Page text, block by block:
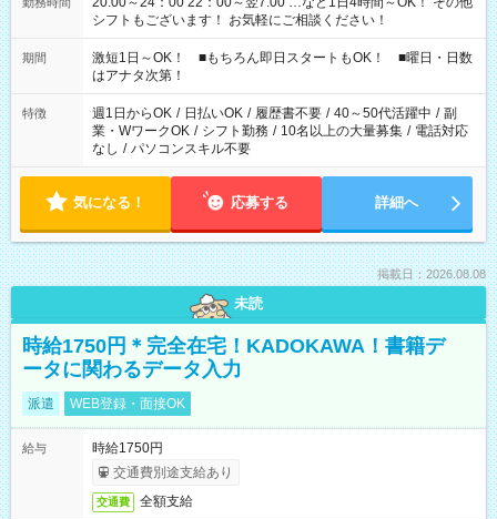
シフトもございます！ お気軽にご相談ください！
期間
激短1日～OK！ ■もちろん即日スタートもOK！ ■曜日・日数
はアナタ次第！
特徴 週1日からOK / 日払いOK / 履歴書不要 / 40～50代活躍中 / 副
業・WワークOK / シフト勤務 / 10名以上の大量募集 / 電話対応
なし / パソコンスキル不要
気になる！ 応募する 詳細へ
掲載日：2026.08.08
未読
時給1750円＊完全在宅！KADOKAWA！書籍デ
ータに関わるデータ入力
派遣 WEB登録・面接OK
給与
時給1750円
交通費別途支給あり
交通費 全額支給